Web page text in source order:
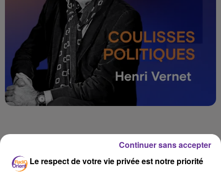
Palestine France Europe
Le respect de votre vie privée est notre priorité
Continuer sans accepter